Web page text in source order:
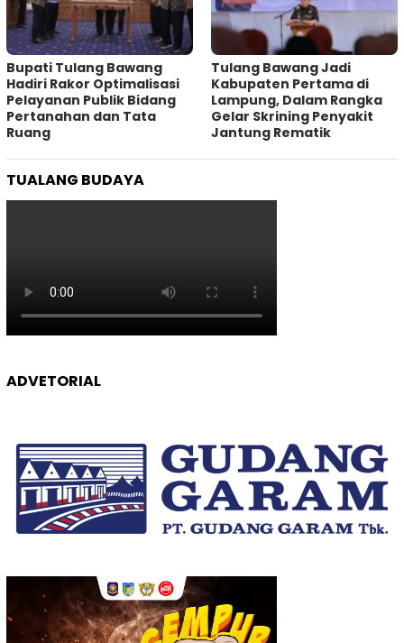
Bupati Tulang Bawang
Hadiri Rakor Optimalisasi
Pelayanan Publik Bidang
Pertanahan dan Tata
Ruang
Tulang Bawang Jadi
Kabupaten Pertama di
Lampung, Dalam Rangka
Gelar Skrining Penyakit
Jantung Rematik
TUALANG BUDAYA
ADVETORIAL